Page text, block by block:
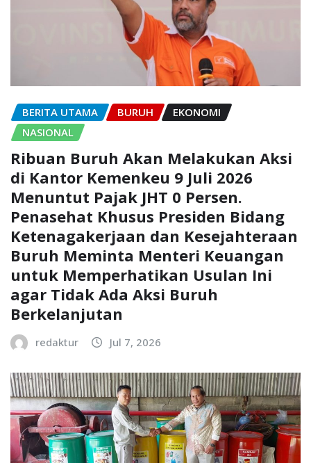
BERITA UTAMA BURUH
EKONOMI
NASIONAL
Ribuan Buruh Akan Melakukan Aksi
di Kantor Kemenkeu 9 Juli 2026
Menuntut Pajak JHT 0 Persen.
Penasehat Khusus Presiden Bidang
Ketenagakerjaan dan Kesejahteraan
Buruh Meminta Menteri Keuangan
untuk Memperhatikan Usulan Ini
agar Tidak Ada Aksi Buruh
Berkelanjutan
redaktur Jul 7, 2026